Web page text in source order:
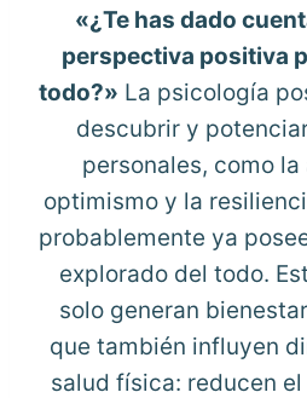
«¿Te has dado
perspectiva positiva
todo?» La psicología
descubrir y
personales, como
optimismo y la
probablemente ya
explorado del todo.
solo generan
que también influyen
salud física: reducen